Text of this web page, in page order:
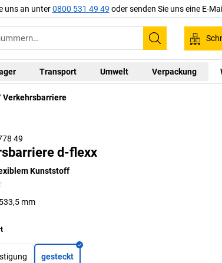
uns an unter0800 531 49 49 oder senden Sie uns eine E-
Suchen
Transport Umwelt Verpackung
Verkehrsbarriere
49
d-flexx
Kunststoff
mm
gesteckt